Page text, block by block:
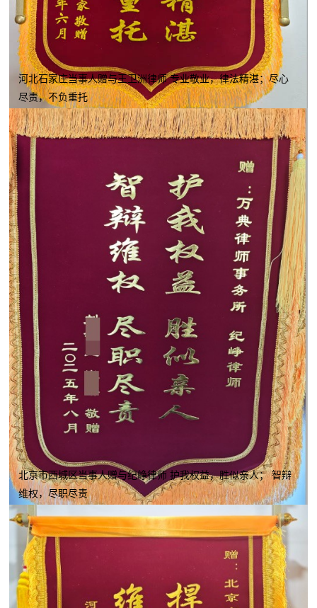
河北石家庄当事人赠与王卫洲律师 专业敬业，律法精湛；尽心
尽责，不负重托
北京市西城区当事人赠与纪峥律师 护我权益，胜似亲人； 智辩
维权，尽职尽责